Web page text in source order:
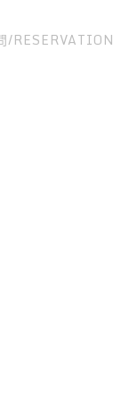
/RESERVATION